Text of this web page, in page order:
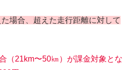
場合、超えた走行距離に対して
（21km〜50㎞）が課金対象とな